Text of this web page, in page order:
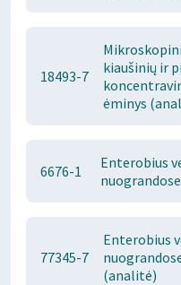
18493-7
kiaušinių ir
ėminys
6676-1
Enterobius
77345-7
Enterobius
(analitė)